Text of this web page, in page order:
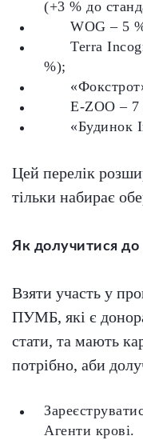
(+3 % до
WOG – 5
Terra
%);
E-ZOO –
«Будинок
Цей перелік
тільки набирає
Як долучитися до
Взяти участь у
ПУМБ, які є
стати, та мають
потрібно, аби
Агенти крові.